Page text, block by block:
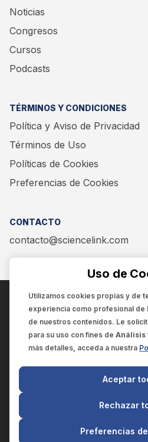
Noticias
Congresos
Cursos
Podcasts
TÉRMINOS Y CONDICIONES
Política y Aviso de Privacidad
Términos de Uso
Políticas de Cookies
Preferencias de Cookies
CONTACTO
contacto@sciencelink.com
SCILINK
El contenido y la información de
para profesionales
Uso de
Utilizamos cookies propias y de
experiencia como profesional de
de nuestros contenidos. Le
para su uso con fines de Análisis
más detalles, acceda a nuestra
Preferencias
Rechazar
Aceptar